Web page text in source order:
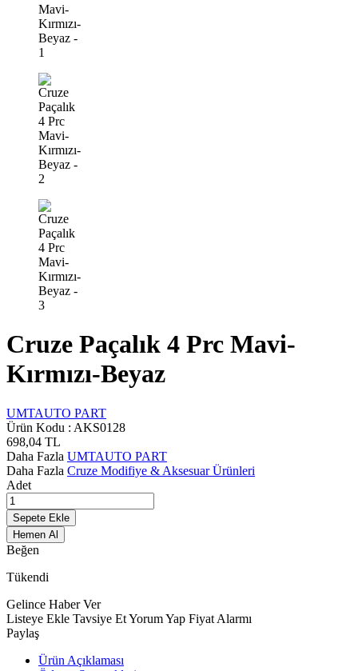
Cruze Paçalık 4 Prc Mavi-
Kırmızı-Beyaz
UMTAUTO PART
Ürün Kodu : AKS0128
698,04 TL
Daha Fazla UMTAUTO PART
Daha Fazla Cruze Modifiye & Aksesuar Ürünleri
Adet
Sepete Ekle
Hemen Al
Beğen
Tükendi
Gelince Haber Ver
Listeye Ekle Tavsiye EtYorum Yap Fiyat Alarmı
Paylaş
Ürün Açıklaması